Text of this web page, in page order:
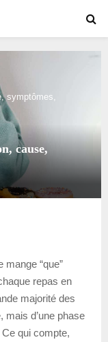
symptômes,
cause,
“que”
repas en
majorité des
mais d’une phase
qui compte,